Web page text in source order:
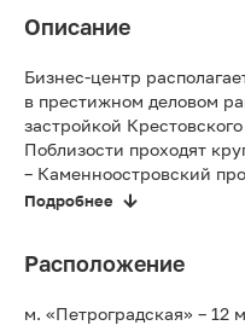
Описание
Бизнес-центр
в престижном деловом
застройкой
Поблизости проходят
– Каменноостровский
Подробнее
Расположение
м. «Петроградская» – 12